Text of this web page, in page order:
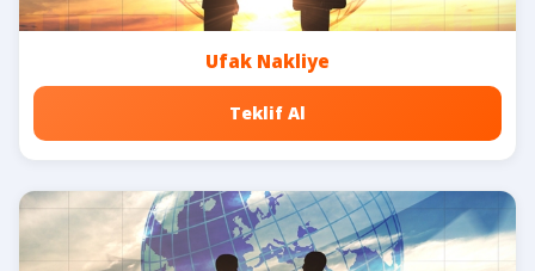
Ufak Nakliye
Teklif Al